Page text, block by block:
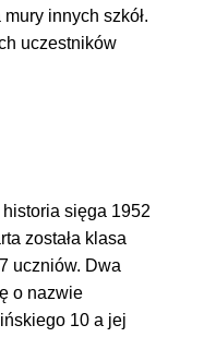
innych szkół.
uczestników
sięga 1952
została klasa
uczniów. Dwa
o nazwie
10 a jej